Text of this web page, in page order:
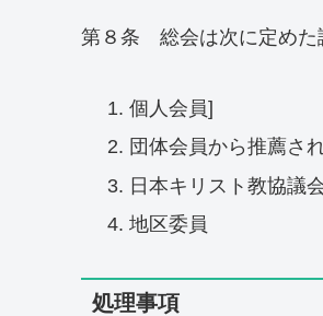
第８条 総会は次に定めた
個人会員]
団体会員から推薦さ
日本キリスト教協議
地区委員
処理事項